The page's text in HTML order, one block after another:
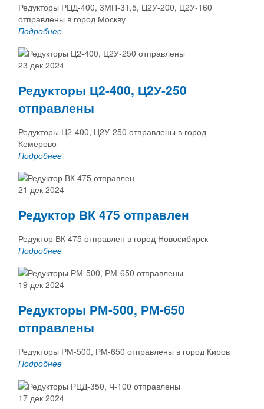
Редукторы РЦД-400, 3МП-31,5, Ц2У-200, Ц2У-160
отправлены в город Москву
Подробнее
23 дек 2024
Редукторы Ц2-400, Ц2У-250
отправлены
Редукторы Ц2-400, Ц2У-250 отправлены в город
Кемерово
Подробнее
21 дек 2024
Редуктор ВК 475 отправлен
Редуктор ВК 475 отправлен в город Новосибирск
Подробнее
19 дек 2024
Редукторы РМ-500, РМ-650
отправлены
Редукторы РМ-500, РМ-650 отправлены в город Киров
Подробнее
17 дек 2024